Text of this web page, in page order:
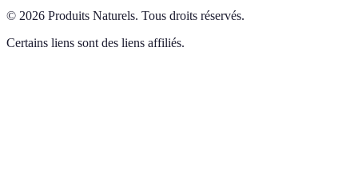
© 2026 Produits Naturels. Tous droits réservés.
Certains liens sont des liens affiliés.